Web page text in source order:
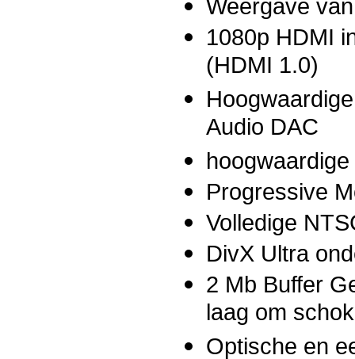
Weergave
1080p HDMI
(HDMI 1.0)
Audio DAC
Progressive
Volledige
DivX Ultra
2 Mb Buffer
laag om
Optische en